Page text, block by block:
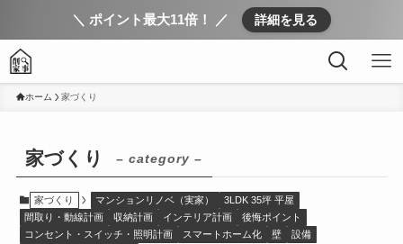
＼ ポイント最大11倍！ ／ 詳細を見る
ホーム 家づくり
家づくり – category –
家づくり マンションリノベ（実家）
3LDK 35坪 平屋
間取り・動線計画
収納計画 インテリア計画
後悔ポイント
コンセント・スイッチ・照明計画
スマートホーム化 壁
設備